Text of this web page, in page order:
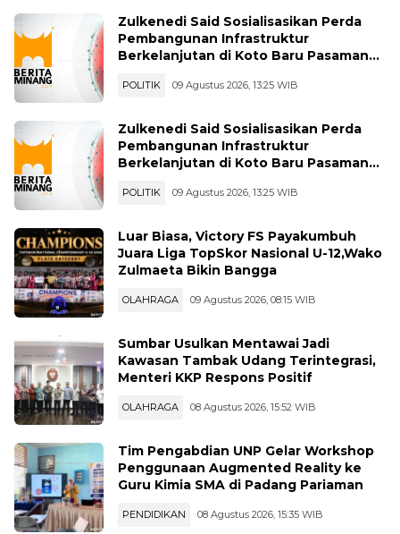
Zulkenedi Said Sosialisasikan Perda
Pembangunan Infrastruktur
Berkelanjutan di Koto Baru Pasaman
POLITIK 09 Agustus 2026, 13:25 WIB
Zulkenedi Said Sosialisasikan Perda
Pembangunan Infrastruktur
Berkelanjutan di Koto Baru Pasaman
POLITIK 09 Agustus 2026, 13:25 WIB
Luar Biasa, Victory FS Payakumbuh
Juara Liga TopSkor Nasional U-12,Wako
Zulmaeta Bikin Bangga
OLAHRAGA 09 Agustus 2026, 08:15 WIB
Sumbar Usulkan Mentawai Jadi
Kawasan Tambak Udang Terintegrasi,
Menteri KKP Respons Positif
OLAHRAGA 08 Agustus 2026, 15:52 WIB
Tim Pengabdian UNP Gelar Workshop
Penggunaan Augmented Reality ke
Guru Kimia SMA di Padang Pariaman
PENDIDIKAN 08 Agustus 2026, 15:35 WIB